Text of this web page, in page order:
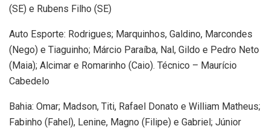
(SE) e Rubens Filho (SE)
Auto Esporte: Rodrigues; Marquinhos, Galdino, Marcondes
(Nego) e Tiaguinho; Márcio Paraíba, Nal, Gildo e Pedro Neto
(Maia); Alcimar e Romarinho (Caio). Técnico – Maurício
Cabedelo
Bahia: Omar; Madson, Titi, Rafael Donato e William Matheus;
Fabinho (Fahel), Lenine, Magno (Filipe) e Gabriel; Júnior